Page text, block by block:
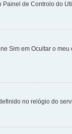
de Controlo do
Sim em Ocultar o
no relógio do